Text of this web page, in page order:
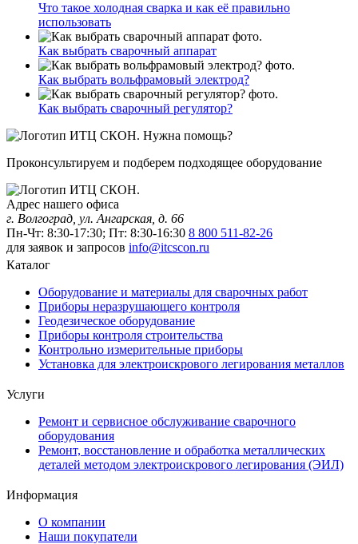
Что такое холодная сварка и как её правильно
использовать
Как выбрать сварочный аппарат
Как выбрать вольфрамовый электрод?
Как выбрать сварочный регулятор?
Нужна помощь?
Проконсультируем и подберем подходящее оборудование
Адрес нашего офиса
г. Волгоград, ул. Ангарская, д. 66
Пн-Чт: 8:30-17:30; Пт: 8:30-16:30 8 800 511-82-26
для заявок и запросов info@itcscon.ru
Каталог
Оборудование и материалы для сварочных работ
Приборы неразрушающего контроля
Геодезическое оборудование
Приборы контроля строительства
Контрольно измерительные приборы
Установка для электроискрового легирования металлов
Услуги
Ремонт и сервисное обслуживание сварочного
оборудования
Ремонт, восстановление и обработка металлических
деталей методом электроискрового легирования (ЭИЛ)
Информация
О компании
Наши покупатели